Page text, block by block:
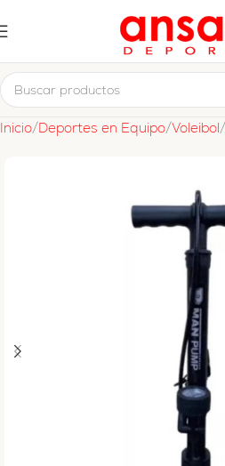
Inicio Deportes en Equipo Voleibol